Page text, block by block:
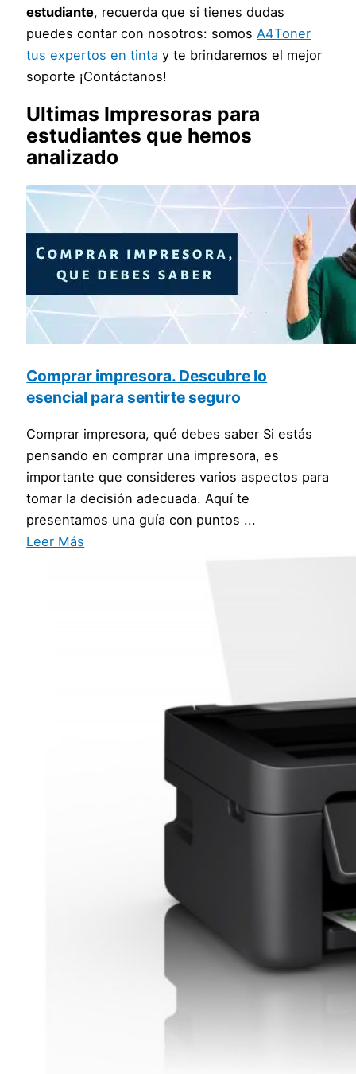
estudiante, recuerda que si tienes dudas
puedes contar con nosotros: somosA4Toner
tus expertos en tinta y te brindaremos el mejor
soporte ¡Contáctanos!
Ultimas Impresoras para
estudiantes que hemos
analizado
Comprar impresora. Descubre lo
esencial para sentirte seguro
Comprar impresora, qué debes saber Si estás
pensando en comprar una impresora, es
importante que consideres varios aspectos para
tomar la decisión adecuada. Aquí te
presentamos una guía con puntos ...
Leer Más